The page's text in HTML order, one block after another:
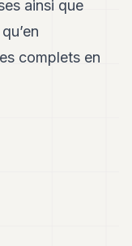
ainsi que
complets en